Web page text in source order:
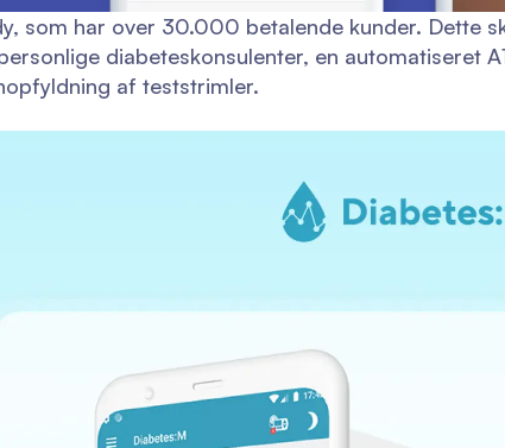
som har over 30.000 betalende kunder. Dette
diabeteskonsulenter, en automatiseret
af teststrimler.